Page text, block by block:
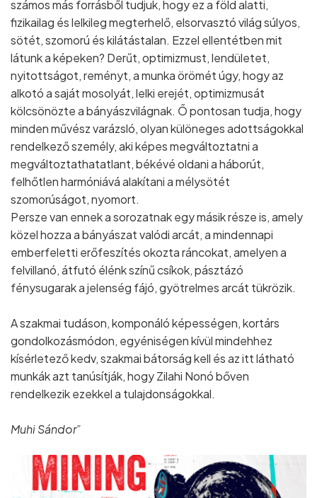
számos más forrásből tudjuk, hogy ez a föld alatti,
fizikailag és lelkileg megterhelő, elsorvasztó világ súlyos,
sötét, szomorú és kilátástalan. Ezzel ellentétben mit
látunk a képeken? Derűt, optimizmust, lendületet,
nyitottságot, reményt, a munka örömét úgy, hogy az
alkotó a saját mosolyát, lelki erejét, optimizmusát
kölcsönözte a bányászvilágnak. Ő pontosan tudja, hogy
minden művész varázsló, olyan különeges adottságokkal
rendelkező személy, aki képes megváltoztatni a
megváltoztathatatlant, békévé oldani a háborút,
felhőtlen harmóniává alakítani a mélysötét
szomorúságot, nyomort.
Persze van ennek a sorozatnak egy másik része is, amely
közel hozza a bányászat valódi arcát, a mindennapi
emberfeletti erőfeszítés okozta ráncokat, amelyen a
felvillanó, átfutó élénk színű csíkok, pásztázó
fénysugarak a jelenség fájó, gyötrelmes arcát tükrözik.
A szakmai tudáson, komponáló képességen, kortárs
gondolkozásmódon, egyéniségen kívül mindehhez
kísérletező kedv, szakmai bátorság kell és az itt látható
munkák azt tanúsítják, hogy Zilahi Nonó bőven
rendelkezik ezekkel a tulajdonságokkal.
Muhi Sándor”